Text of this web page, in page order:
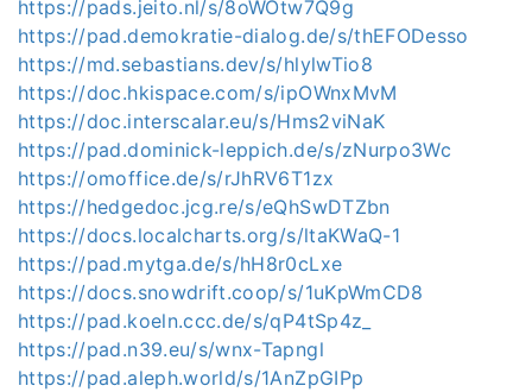
https://pads.jeito.nl/s/8oWOtw7Q9g
https://pad.demokratie-dialog.de/s/thEFODesso
https://md.sebastians.dev/s/hlylwTio8
https://doc.hkispace.com/s/ipOWnxMvM
https://doc.interscalar.eu/s/Hms2viNaK
https://pad.dominick-leppich.de/s/zNurpo3Wc
https://omoffice.de/s/rJhRV6T1zx
https://hedgedoc.jcg.re/s/eQhSwDTZbn
https://docs.localcharts.org/s/ltaKWaQ-1
https://pad.mytga.de/s/hH8r0cLxe
https://docs.snowdrift.coop/s/1uKpWmCD8
https://pad.koeln.ccc.de/s/qP4tSp4z_
https://pad.n39.eu/s/wnx-Tapngl
https://pad.aleph.world/s/1AnZpGIPp